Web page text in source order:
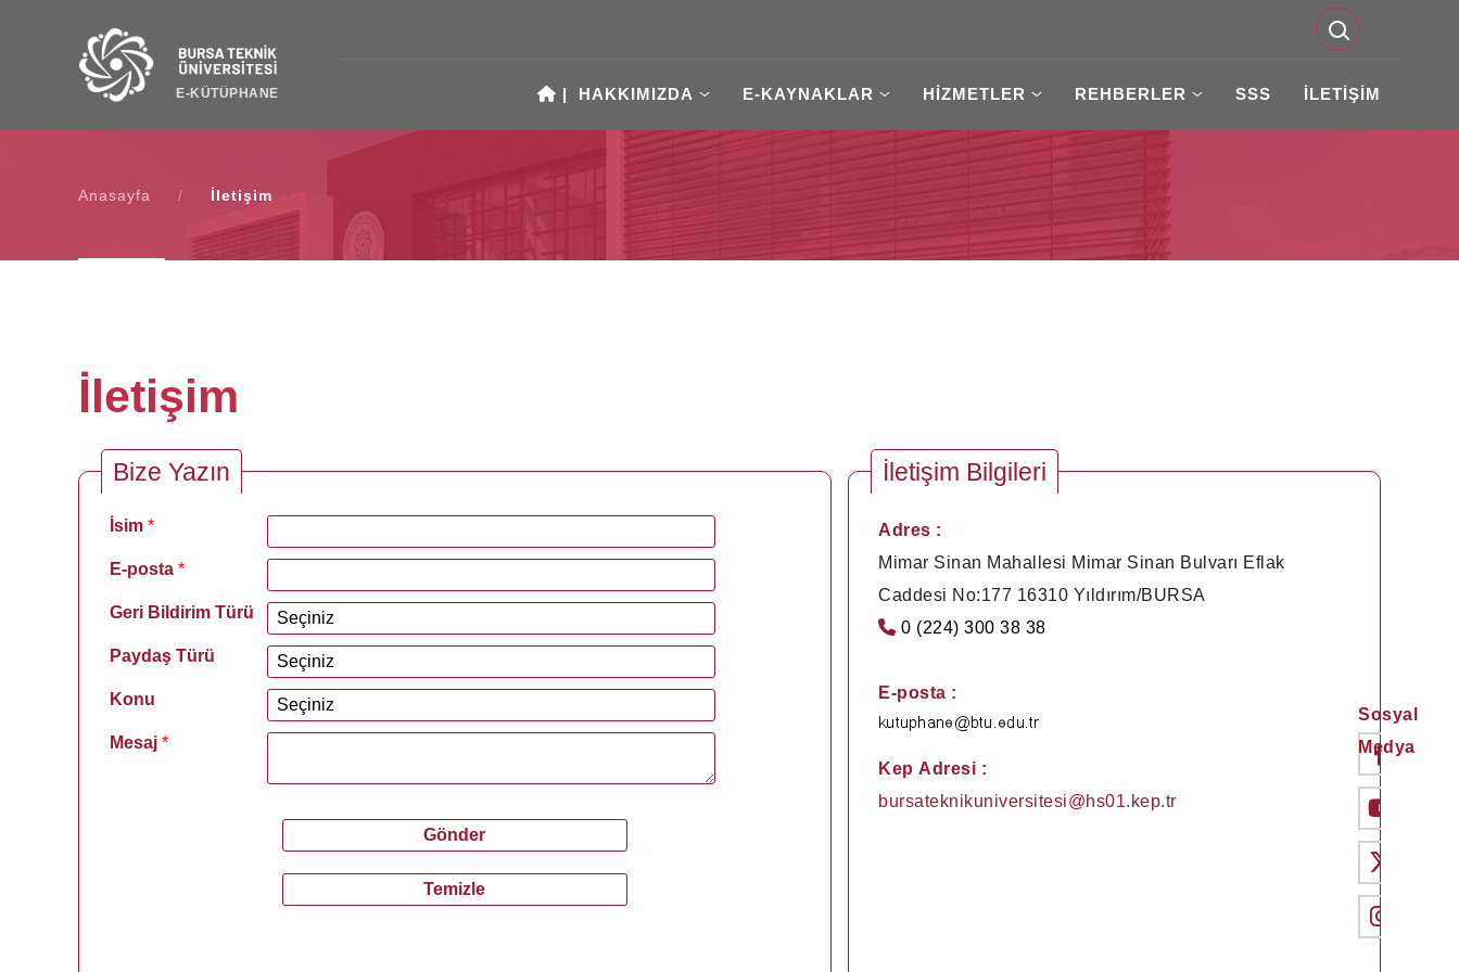
E-KÜTÜPHANE | HAKKIMIZDA E-KAYNAKLAR HİZMETLER REHBERLER SSS İLETİŞİM
Anasayfa / İletişim
İletişim
Bize Yazın
İsim *
E-posta *
Geri Bildirim Türü
Paydaş Türü
Konu
Mesaj *
İletişim Bilgileri
Adres :
Mimar Sinan Mahallesi Mimar Sinan Bulvarı Eflak
Caddesi No:177 16310 Yıldırım/BURSA
0 (224) 300 38 38
E-posta :
Kep Adresi :
bursateknikuniversitesi@hs01.kep.tr
Sosyal
Medya